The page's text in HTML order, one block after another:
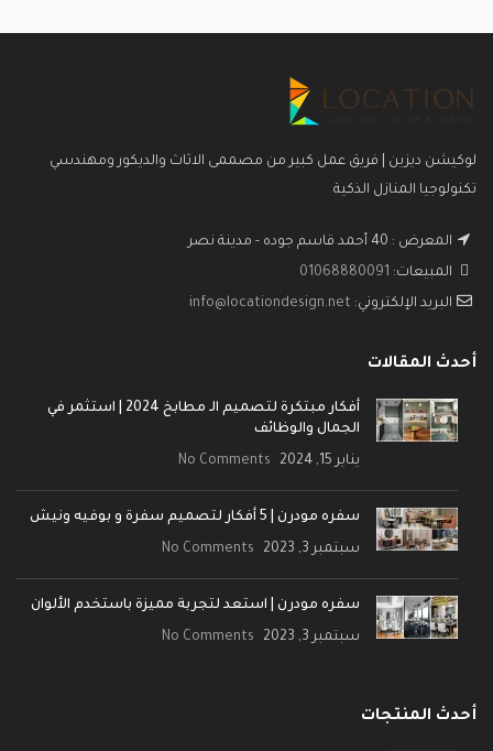
لوكيشن ديزين | فريق عمل كبير من مصممى الاثاث والديكور ومهندسي
تكنولوجيا المنازل الذكية
المعرض : 40 أحمد قاسم جوده - مدينة نصر
المبيعات: 01068880091
البريد الإلكتروني: info@locationdesign.net
أحدث المقالات
أفكار مبتكرة لتصميم الـ مطابخ 2024 | استثمر في
الجمال والوظائف
يناير 15, 2024 No Comments
سفره مودرن | 5 أفكار لتصميم سفرة و بوفيه ونيش
سبتمبر 3, 2023 No Comments
سفره مودرن | استعد لتجربة مميزة باستخدم الألوان
سبتمبر 3, 2023 No Comments
أحدث المنتجات